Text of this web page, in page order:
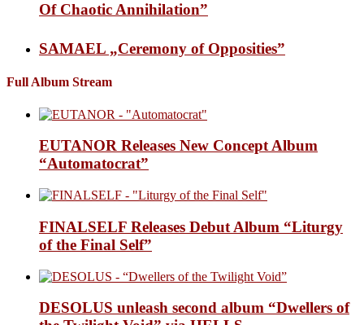
Of Chaotic Annihilation”
SAMAEL „Ceremony of Opposities”
Full Album Stream
EUTANOR Releases New Concept Album
“Automatocrat”
FINALSELF Releases Debut Album “Liturgy
of the Final Self”
DESOLUS unleash second album “Dwellers of